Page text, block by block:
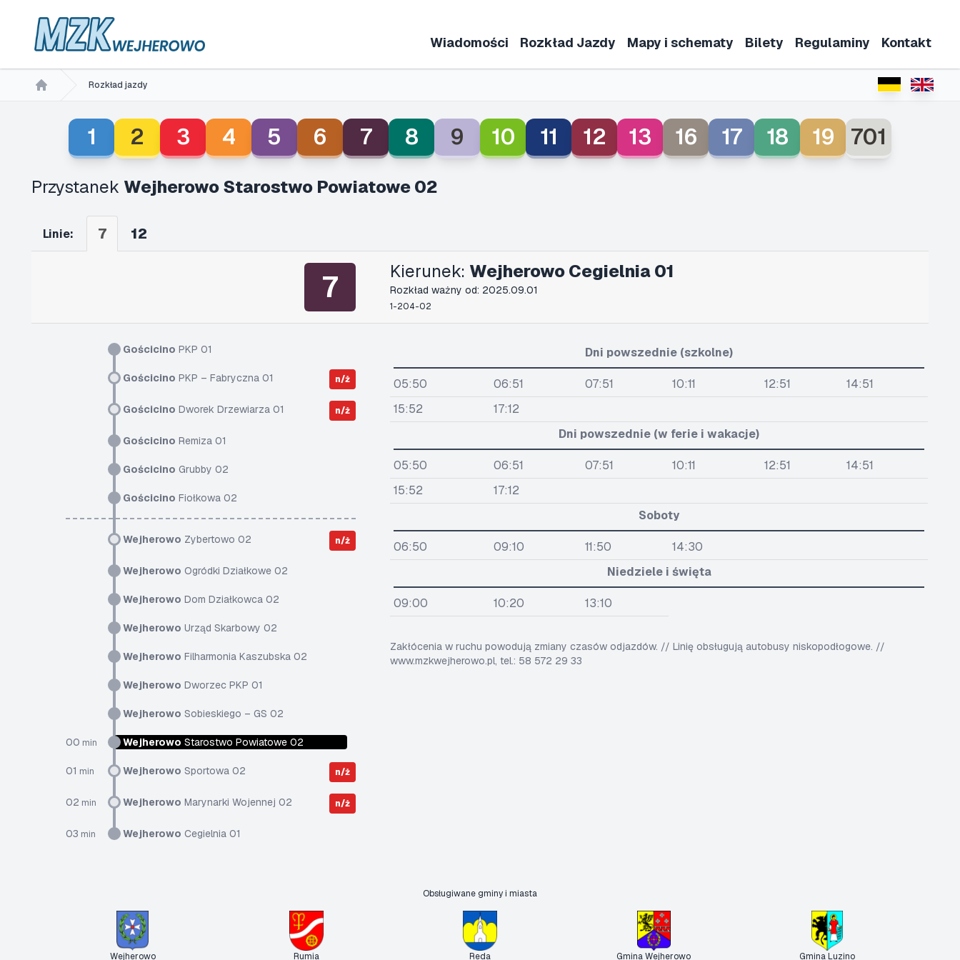
Wiadomości Rozkład Jazdy Mapy i schematy Bilety Regulaminy Kontakt
Rozkład jazdy
1 2 3 4 5 6 7 8 9 10 11 12 13 16 17 18 19 701
Przystanek Wejherowo Starostwo Powiatowe 02
Linie: 7 12
7 Kierunek: Wejherowo Cegielnia 01
Rozkład ważny od: 2025.09.01
1-204-02
Gościcino PKP 01
Gościcino PKP – Fabryczna 01 n/ż
Gościcino Dworek Drzewiarza 01 n/ż
Gościcino Remiza 01
Gościcino Grubby 02
Gościcino Fiołkowa 02
Wejherowo Zybertowo 02 n/ż
Wejherowo Ogródki Działkowe 02
Wejherowo Dom Działkowca 02
Wejherowo Urząd Skarbowy 02
Wejherowo Filharmonia Kaszubska 02
Wejherowo Dworzec PKP 01
Wejherowo Sobieskiego – GS 02
00 min Wejherowo Starostwo Powiatowe 02
01 min Wejherowo Sportowa 02 n/ż
02 min Wejherowo Marynarki Wojennej 02 n/ż
03 min Wejherowo Cegielnia 01
Dni powszednie (szkolne)
05:50 06:51 07:51 10:11 12:51
14:51
15:52
17:12
Dni powszednie (w ferie i wakacje)
05:50 06:51 07:51 10:11 12:51
14:51
15:52
17:12
Soboty
06:50 09:10 11:50
14:30
Niedziele i święta
09:00 10:20 13:10
Zakłócenia w ruchu powodują zmiany czasów odjazdów. // Linię obsługują autobusy niskopodłogowe. //
www.mzkwejherowo.pl, tel.: 58 572 29 33
Obsługiwane gminy i miasta
Wejherowo Rumia Reda Gmina Wejherowo Gmina Luzino